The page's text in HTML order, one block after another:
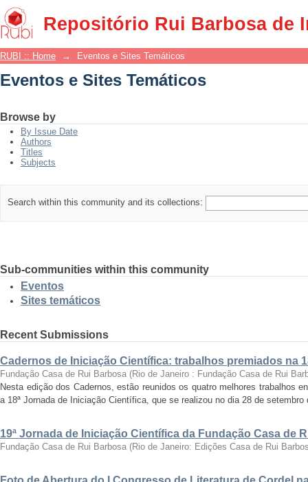
Repositório Rui Barbosa de
Eventos e Sites Temáticos
RUBI :: Home → Eventos e Sites Temáticos
Eventos e Sites Temáticos
Browse by
By Issue Date
Authors
Titles
Subjects
Search within this community and its collections:
Sub-communities within this community
Eventos
Sites temáticos
Recent Submissions
Cadernos de Iniciação Científica: trabalhos premiados na
Fundação Casa de Rui Barbosa (Rio de Janeiro : Fundação Casa de Rui
Nesta edição dos Cadernos, estão reunidos os quatro melhores trabalhos
a 18ª Jornada de Iniciação Científica, que se realizou no dia 28 de
19ª Jornada de Iniciação Científica da Fundação Casa de
Fundação Casa de Rui Barbosa (Rio de Janeiro: Edições Casa de Rui